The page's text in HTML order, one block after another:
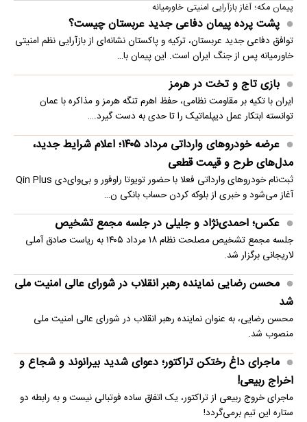
پیمان مکه؛ آغاز بازآرایی امنیتی خاورمیانه
پشت پرده پیمان دفاعی جدید عربستان چیست؟
توافق دفاعی جدید عربستان، ترکیه و پاکستان نشانه‌ای از بازآرایی نظم امنیتی
خاورمیانه پس از جنگ ایران است. این پیمان با…
بازی تاج و تخت در هرمز
ایران با تکیه بر مقاومت نظامی، حفظ اهرم تنگه هرمز و مذاکره با عمان
توانسته ابتکار عمل دیپلماتیک را تا حدی به دست گیرد.…
عرضه خودروهای وارداتی مرداد ۱۴۰۵؛ اعلام شرایط جدید،
مدل‌های طرح و قیمت قطعی
ثبت‌نام خودروهای وارداتی فعلا با حضور تویوتا راوفور و بی‌وای‌دی Qin Plus
آغاز می‌شود و خبری از بلوکه‌ کردن حساب بانکی ن…
عکس؛ احمدی‌نژاد و جلیلی در جلسه مجمع تشخیص
جلسه مجمع تشخیص مصلحت نظام ۱۸ مرداد ۱۴۰۵ به ریاست صادق آملی
لاریجانی برگزار شد.
محسن رضایی نماینده رهبر انقلاب در شورای عالی امنیت ملی
شد
محسن رضایی، به عنوان نماینده رهبر انقلاب در شورای عالی امنیت ملی
منصوب شد.
ماجرای داغ رختکن تراکتور؛ دعوای شدید بیرانوند و شجاع و
اخراج ربیعی!
ماجرای خروج ربیعی از تراکتور، یک اتفاق ساده فوتبالی نیست و به رابطه دو
ستاره این تیم برمی‌گردد!